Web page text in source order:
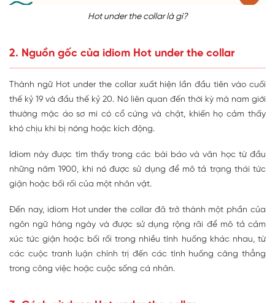
Hot under the collar là gì?
2. Nguồn gốc của idiom Hot under the collar
Thành ngữ Hot under the collar xuất hiện lần đầu tiên vào cuối
thế kỷ 19 và đầu thế kỷ 20. Nó liên quan đến thời kỳ mà nam giới
thường mặc áo sơ mi có cổ cứng và chật, khiến họ cảm thấy
khó chịu khi bị nóng hoặc kích động.
Idiom này được tìm thấy trong các bài báo và văn học từ đầu
những năm 1900, khi nó được sử dụng để mô tả trạng thái tức
giận hoặc bối rối của một nhân vật.
Đến nay, idiom Hot under the collar đã trở thành một phần của
ngôn ngữ hàng ngày và được sử dụng rộng rãi để mô tả cảm
xúc tức giận hoặc bối rối trong nhiều tình huống khác nhau, từ
các cuộc tranh luận chính trị đến các tình huống căng thẳng
trong công việc hoặc cuộc sống cá nhân.